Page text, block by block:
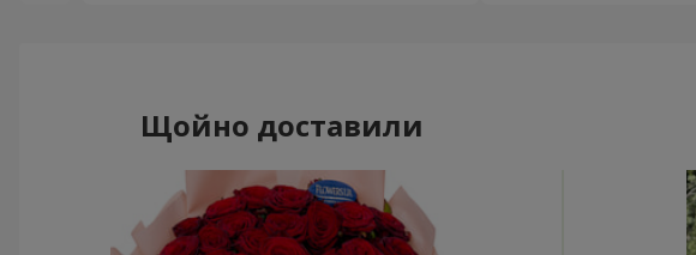
Щойно доставили